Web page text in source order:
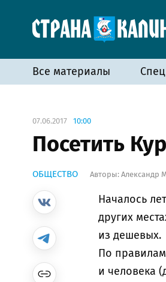
Все материалы
07.06.2017 10:00
Посетить
ОБЩЕСТВО Авторы: Александр
Началось
других
из дешевых.
По
и человека